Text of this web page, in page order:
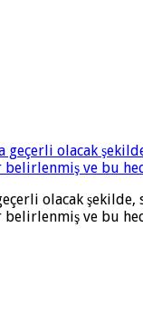
olacak
ve bu